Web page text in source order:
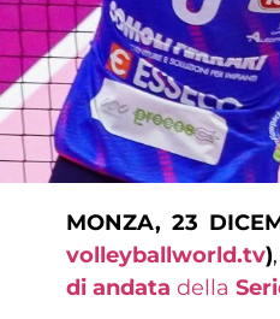
MONZA, 23
volleyballworld.tv)
di andata della